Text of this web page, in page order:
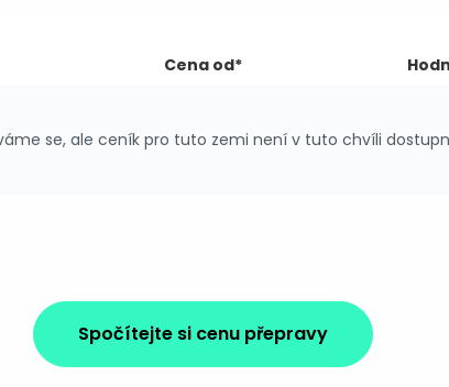
Cena od*
se, ale ceník pro tuto zemi není v tuto chvíli
Spočítejte si cenu přepravy